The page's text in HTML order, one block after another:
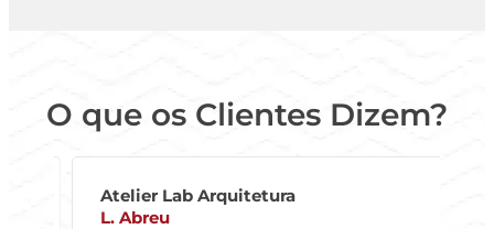
O que os Clientes Dizem?
Atelier Lab Arquitetura
L. Abreu